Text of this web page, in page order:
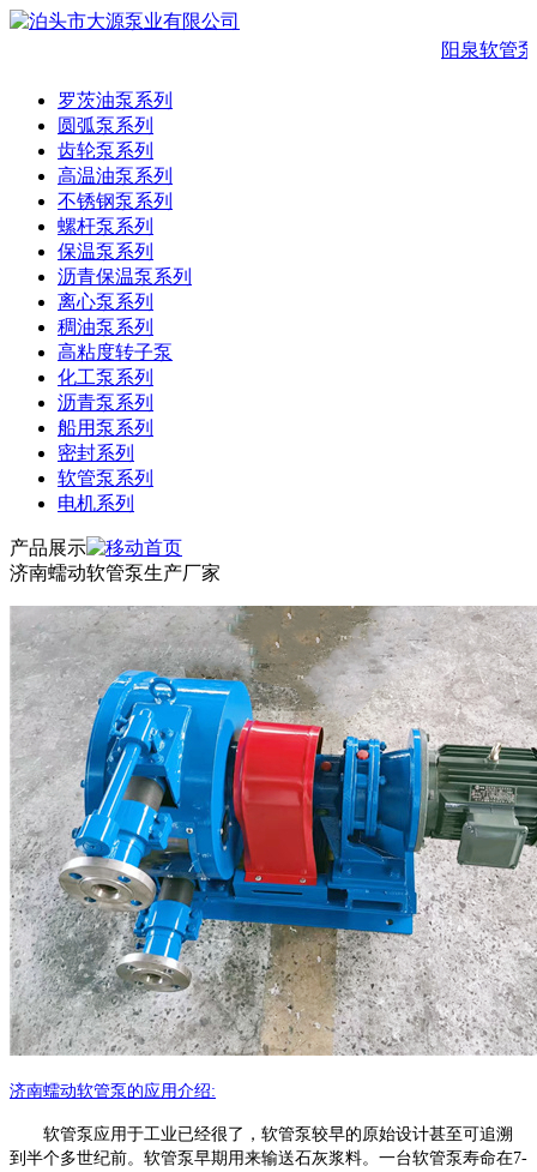
阳泉软管泵
罗茨油泵系列
圆弧泵系列
齿轮泵系列
高温油泵系列
不锈钢泵系列
螺杆泵系列
保温泵系列
沥青保温泵系列
离心泵系列
稠油泵系列
高粘度转子泵
化工泵系列
沥青泵系列
船用泵系列
密封系列
软管泵系列
电机系列
产品展示
济南蠕动软管泵生产厂家
济南蠕动软管泵 的应用介绍:
软管泵应用于工业已经很了，软管泵较早的原始设计甚至可追溯
到半个多世纪前。软管泵早期用来输送石灰浆料。一台软管泵寿命在7-